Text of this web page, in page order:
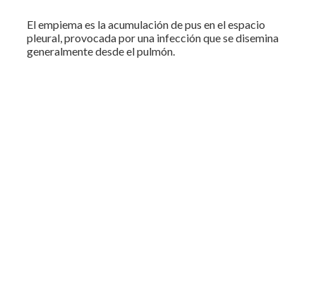
El empiema es la acumulación de pus en el espacio
pleural, provocada por una infección que se disemina
generalmente desde el pulmón.